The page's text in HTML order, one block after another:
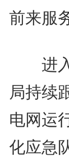
前来服
进入
局持续
电网运
化应急